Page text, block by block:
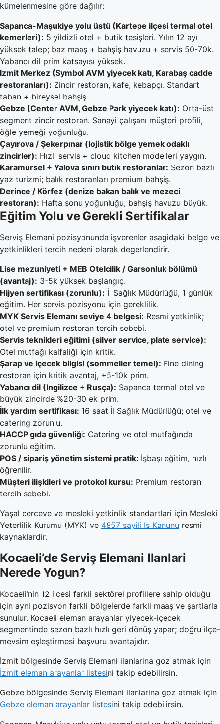
kümelenmesine göre dağılır:
Sapanca-Maşukiye yolu üstü (Kartepe ilçesi termal otel
kemerleri): 5 yildizli otel + butik tesişleri. Yılın 12 ayı
yüksek talep; baz maaş + bahşiş havuzu + servis 50-70k.
Yabancı dil prim katsayısı yüksek.
Izmit Merkez (Symbol AVM yiyecek katı, Karabaş cadde
restoranları): Zincir restoran, kafe, kebapçı. Standart
taban + bireysel bahşiş.
Gebze (Center AVM, Gebze Park yiyecek katı): Orta-üst
segment zincir restoran. Sanayi çalışanı müşteri profili,
öğle yemeği yoğunluğu.
Çayırova / Şekerpınar (lojistik bölge yemek odaklı
zincirler): Hızlı servis + cloud kitchen modelleri yaygın.
Karamürsel + Yalova sınırı butik restoranlar: Sezon bazlı
yaz turizmi; balık restoranları premium bahşiş.
Derince / Körfez (denize bakan balık ve mezeci
restoran): Hafta sonu yoğunluğu, bahşiş havuzu büyük.
Eğitim Yolu ve Gerekli Sertifikalar
Serviş Elemani pozisyonunda işverenler asagidaki belge ve
yetkinlikleri tercih nedeni olarak degerlendirir.
Lise mezuniyeti + MEB Otelcilik / Garsonluk bölümü
(avantaj): 3-5k yüksek başlangıç.
Hijyen sertifikası (zorunlu): İl Sağlık Müdürlüğü, 1 günlük
eğitim. Her servis pozisyonu için gereklilik.
MYK Servis Elemanı seviye 4 belgesi: Resmi yetkinlik;
otel ve premium restoran tercih sebebi.
Servis teknikleri eğitimi (silver service, plate service):
Otel mutfağı kalfaliği için kritik.
Şarap ve içecek bilgisi (sommelier temel): Fine dining
restoran için kritik avantaj, +5-10k prim.
Yabancı dil (Ingilizce + Rusça): Sapanca termal otel ve
büyük zincirde %20-30 ek prim.
İlk yardım sertifikası: 16 saat İl Sağlık Müdürlüğü; otel ve
catering zorunlu.
HACCP gıda güvenliği: Catering ve otel mutfağında
zorunlu eğitim.
POS / sipariş yönetim sistemi pratik: İşbaşı eğitim, hızlı
öğrenilir.
Müşteri ilişkileri ve protokol kursu: Premium restoran
tercih sebebi.
Yaşal cerceve ve mesleki yetkinlik standartlari için Mesleki
Yeterlilik Kurumu (MYK) ve 4857 sayili Is Kanunu resmi
kaynaklardir.
Kocaeli’de Serviş Elemani Ilanlari
Nerede Yogun?
Kocaeli’nin 12 ilcesi farkli sektörel profillere sahip olduğu
için ayni pozisyon farkli bölgelerde farkli maaş ve şartlarla
sunulur. Kocaeli eleman arayanlar yiyecek-içecek
segmentinde sezon bazlı hızlı geri dönüş yapar; doğru ilçe-
mevsim eşleştirmesi başvuru avantajıdır.
İzmit bölgesinde Serviş Elemani ilanlarina goz atmak için
İzmit eleman arayanlar listesini takip edebilirsin.
Gebze bölgesinde Serviş Elemani ilanlarina goz atmak için
Gebze eleman arayanlar listesini takip edebilirsin.